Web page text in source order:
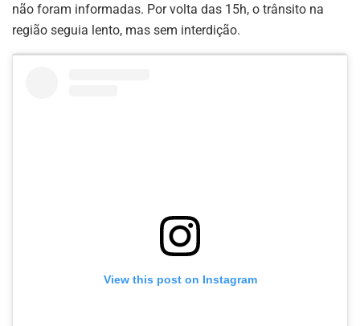
não foram informadas. Por volta das 15h, o trânsito na
região seguia lento, mas sem interdição.
View this post on Instagram